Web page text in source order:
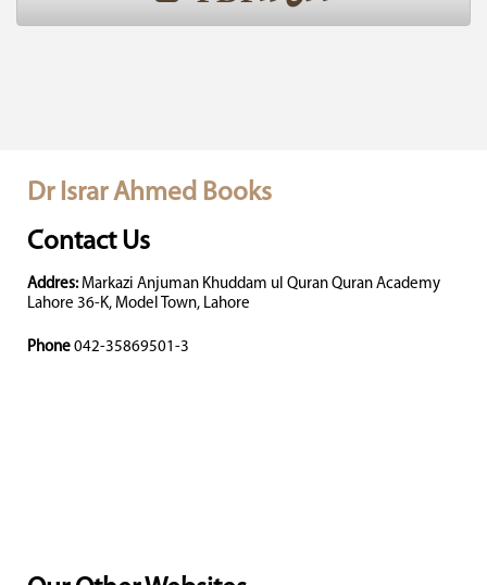
Dr Israr Ahmed Books
Contact Us
Addres: Markazi Anjuman Khuddam ul Quran Quran Academy
Lahore 36-K, Model Town, Lahore
Phone 042-35869501-3